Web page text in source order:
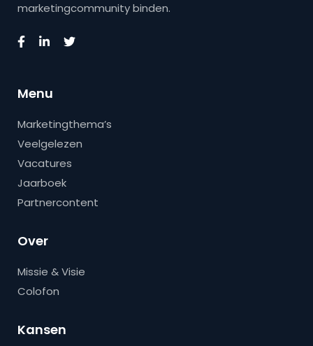
marketingcommunity binden.
Menu
Marketingthema’s
Veelgelezen
Vacatures
Jaarboek
Partnercontent
Over
Missie & Visie
Colofon
Kansen